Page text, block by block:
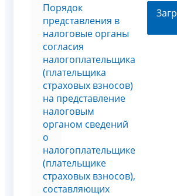
Порядок
представления в
налоговые органы
согласия
налогоплательщика
(плательщика
страховых взносов)
на представление
налоговым
органом сведений
о
налогоплательщике
(плательщике
страховых взносов),
составляющих